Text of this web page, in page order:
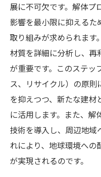
解体がもたら
解体後の社会貢
解体業界における
廃棄物管理の
業界をリード
廃棄物削減へ
管理効率化が
解体業界の未
展に不可欠です。解体プ
影響を最小限に抑えるた
取り組みが求められます
材質を詳細に分析し、再
が重要です。このステッ
ス、リサイクル）の原則
を抑えつつ、新たな建材
に活用します。また、解
技術を導入し、周辺地域
れにより、地球環境への
が実現されるのです。